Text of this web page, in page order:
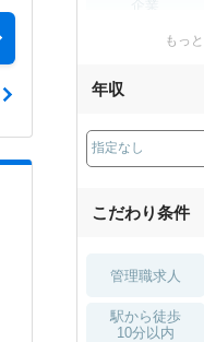
薬局・
もっ
年収
こだわり条件
管理職求人
駅から徒歩
10分以内